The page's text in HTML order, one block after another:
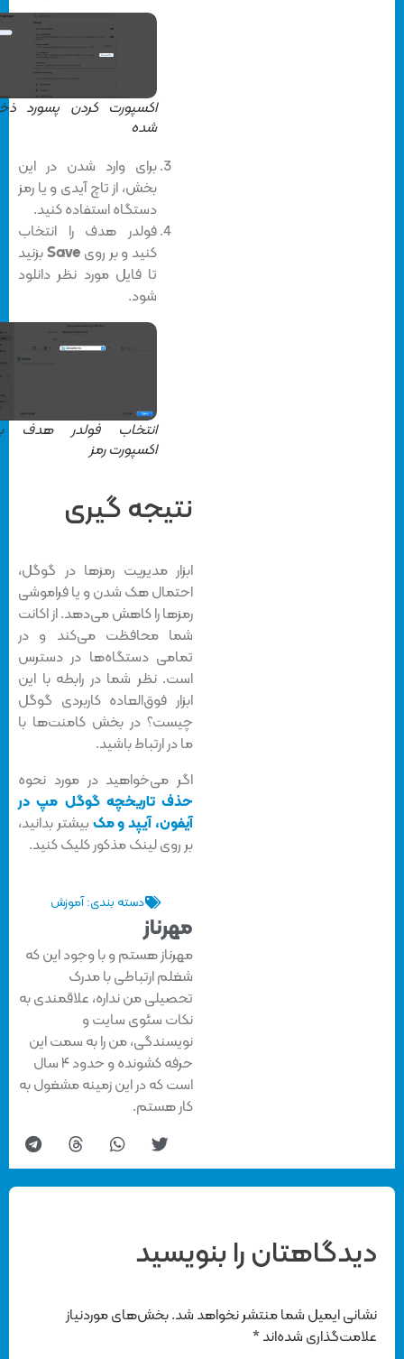
اکسپورت کردن پسورد ذخیره
برای وارد شدن در این
بخش، از تاچ آیدی و یا رمز
دستگاه استفاده کنید.
فولدر هدف را انتخاب
کنید و بر روی Saveبزنید
تا فایل مورد نظر دانلود
شود.
انتخاب فولدر هدف برای
اکسپورت رمز
نتیجه گیری
ابزار مدیریت رمزها در گوگل،
احتمال هک شدن و یا فراموشی
رمزها را کاهش می‌دهد. از اکانت
شما محافظت می‌کند و در
تمامی دستگاه‌ها در دسترس
است. نظر شما در رابطه با این
ابزار فوق‌العاده کاربردی گوگل
چیست؟ در بخش کامنت‌ها با
ما در ارتباط باشید.
اگر می‌خواهید در مورد نحوه
حذف تاریخچه گوگل مپ در
آیفون، آیپد و مکبیشتر بدانید،
بر روی لینک مذکور کلیک کنید.
دسته بندی:آموزش
مهرناز
مهرناز هستم و با وجود این که
شغلم ارتباطی با مدرک
تحصیلی من نداره، علاقمندی به
نکات سئوی سایت و
نویسندگی، من را به سمت این
حرفه کشونده و حدود ۴ سال
است که در این زمینه مشغول به
کار هستم.
دیدگاهتان را بنویسید
نشانی ایمیل شما منتشر نخواهد شد. بخش‌های موردنیاز
علامت‌گذاری شده‌اند*